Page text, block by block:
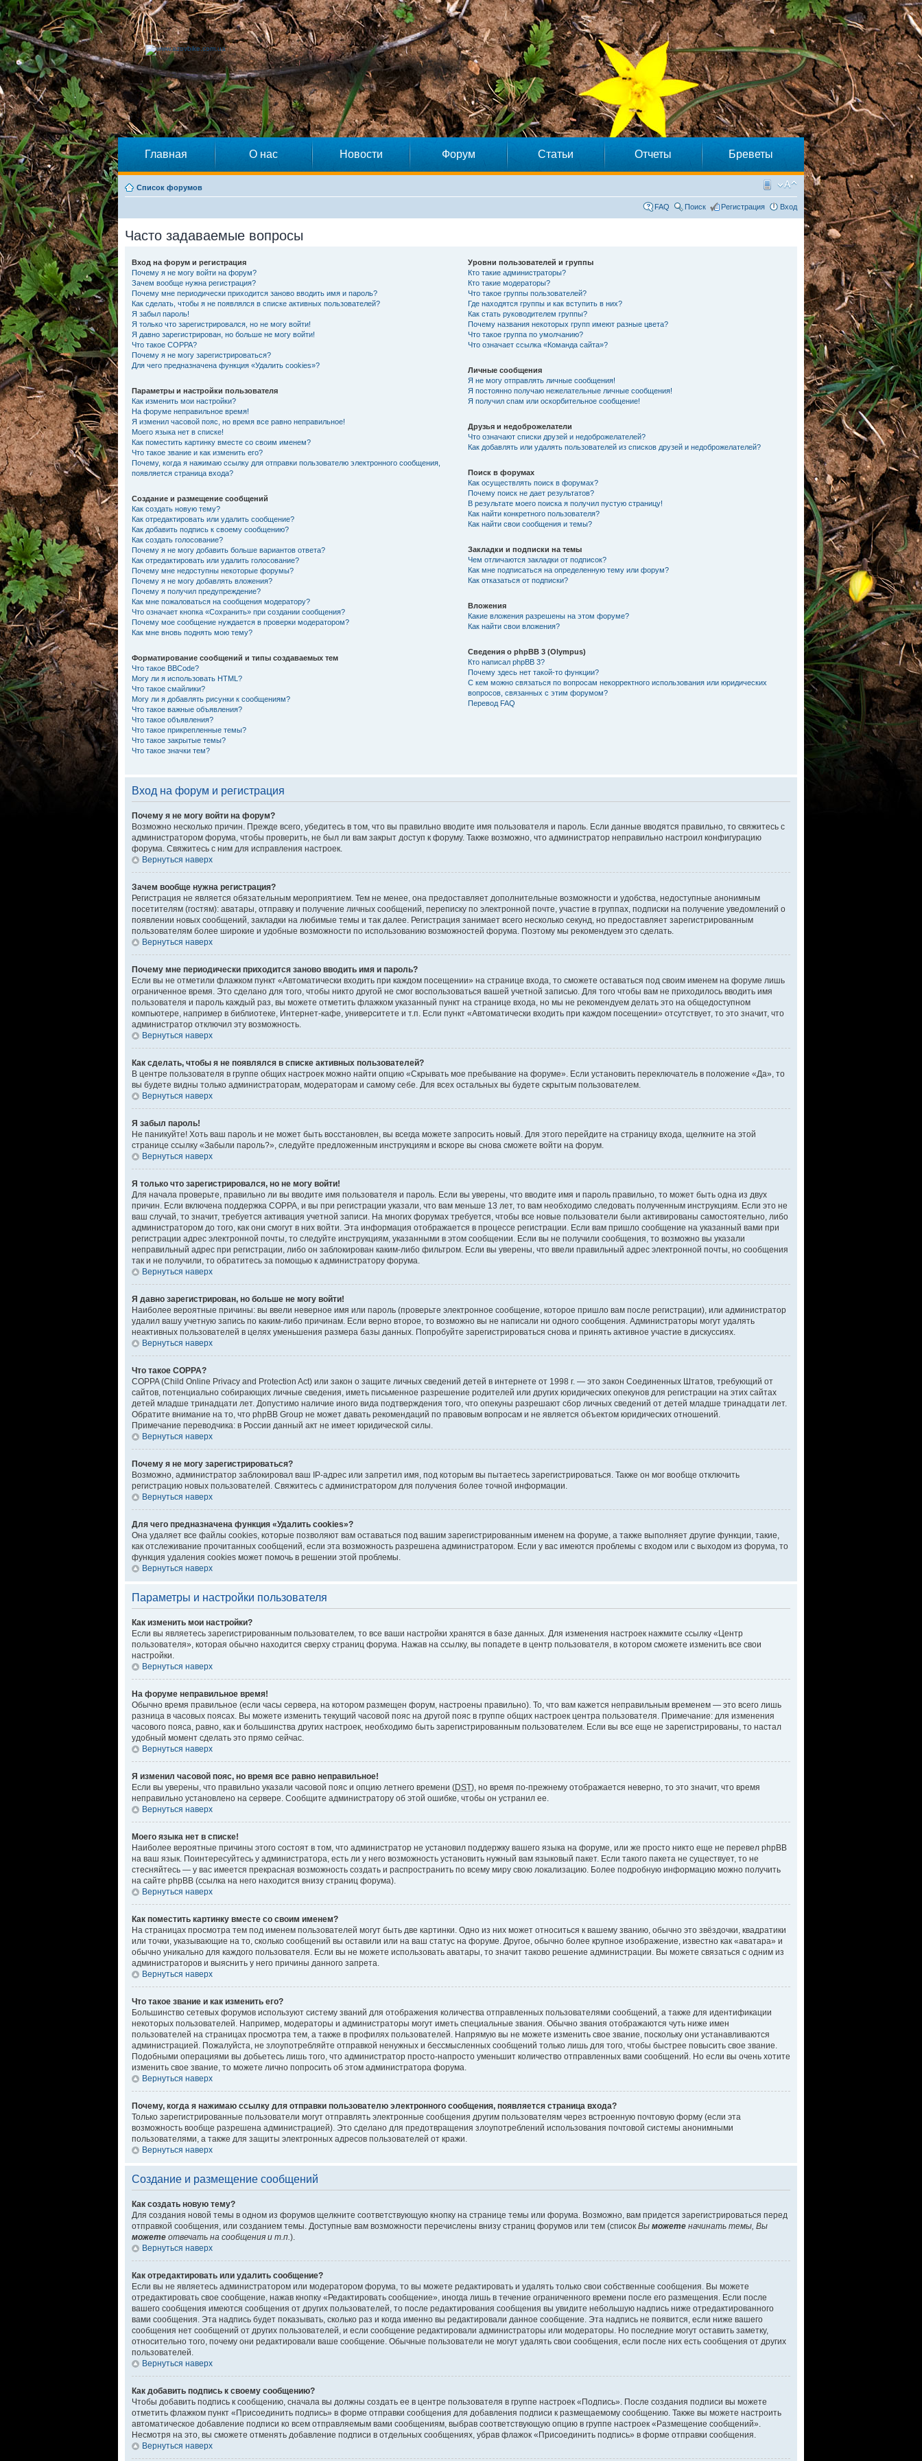
Главная О нас Новости Форум Статьи Отчеты Бреветы
Список форумов
FAQ Поиск Регистрация Вход
Часто задаваемые вопросы
Вход на форум и регистрация
Почему я не могу войти на форум?
Зачем вообще нужна регистрация?
Почему мне периодически приходится заново вводить имя и пароль?
Как сделать, чтобы я не появлялся в списке активных пользователей?
Я забыл пароль!
Я только что зарегистрировался, но не могу войти!
Я давно зарегистрирован, но больше не могу войти!
Что такое COPPA?
Почему я не могу зарегистрироваться?
Для чего предназначена функция «Удалить cookies»?
Параметры и настройки пользователя
Как изменить мои настройки?
На форуме неправильное время!
Я изменил часовой пояс, но время все равно неправильное!
Моего языка нет в списке!
Как поместить картинку вместе со своим именем?
Что такое звание и как изменить его?
Почему, когда я нажимаю ссылку для отправки пользователю электронного сообщения,
появляется страница входа?
Создание и размещение сообщений
Как создать новую тему?
Как отредактировать или удалить сообщение?
Как добавить подпись к своему сообщению?
Как создать голосование?
Почему я не могу добавить больше вариантов ответа?
Как отредактировать или удалить голосование?
Почему мне недоступны некоторые форумы?
Почему я не могу добавлять вложения?
Почему я получил предупреждение?
Как мне пожаловаться на сообщения модератору?
Что означает кнопка «Сохранить» при создании сообщения?
Почему мое сообщение нуждается в проверки модератором?
Как мне вновь поднять мою тему?
Форматирование сообщений и типы создаваемых тем
Что такое BBCode?
Могу ли я использовать HTML?
Что такое смайлики?
Могу ли я добавлять рисунки к сообщениям?
Что такое важные объявления?
Что такое объявления?
Что такое прикрепленные темы?
Что такое закрытые темы?
Что такое значки тем?
Уровни пользователей и группы
Кто такие администраторы?
Кто такие модераторы?
Что такое группы пользователей?
Где находятся группы и как вступить в них?
Как стать руководителем группы?
Почему названия некоторых групп имеют разные цвета?
Что такое группа по умолчанию?
Что означает ссылка «Команда сайта»?
Личные сообщения
Я не могу отправлять личные сообщения!
Я постоянно получаю нежелательные личные сообщения!
Я получил спам или оскорбительное сообщение!
Друзья и недоброжелатели
Что означают списки друзей и недоброжелателей?
Как добавлять или удалять пользователей из списков друзей и недоброжелателей?
Поиск в форумах
Как осуществлять поиск в форумах?
Почему поиск не дает результатов?
В результате моего поиска я получил пустую страницу!
Как найти конкретного пользователя?
Как найти свои сообщения и темы?
Закладки и подписки на темы
Чем отличаются закладки от подписок?
Как мне подписаться на определенную тему или форум?
Как отказаться от подписки?
Вложения
Какие вложения разрешены на этом форуме?
Как найти свои вложения?
Сведения о phpBB 3 (Olympus)
Кто написал phpBB 3?
Почему здесь нет такой-то функции?
С кем можно связаться по вопросам некорректного использования или юридических
вопросов, связанных с этим форумом?
Перевод FAQ
Вход на форум и регистрация
Почему я не могу войти на форум?
Возможно несколько причин. Прежде всего, убедитесь в том, что вы правильно вводите имя пользователя и пароль. Если данные вводятся правильно, то свяжитесь с
администратором форума, чтобы проверить, не был ли вам закрыт доступ к форуму. Также возможно, что администратор неправильно настроил конфигурацию
форума. Свяжитесь с ним для исправления настроек.
Вернуться наверх
Зачем вообще нужна регистрация?
Регистрация не является обязательным мероприятием. Тем не менее, она предоставляет дополнительные возможности и удобства, недоступные анонимным
посетителям (гостям): аватары, отправку и получение личных сообщений, переписку по электронной почте, участие в группах, подписки на получение уведомлений о
появлении новых сообщений, закладки на любимые темы и так далее. Регистрация занимает всего несколько секунд, но предоставляет зарегистрированным
пользователям более широкие и удобные возможности по использованию возможностей форума. Поэтому мы рекомендуем это сделать.
Вернуться наверх
Почему мне периодически приходится заново вводить имя и пароль?
Если вы не отметили флажком пункт «Автоматически входить при каждом посещении» на странице входа, то сможете оставаться под своим именем на форуме лишь
ограниченное время. Это сделано для того, чтобы никто другой не смог воспользоваться вашей учетной записью. Для того чтобы вам не приходилось вводить имя
пользователя и пароль каждый раз, вы можете отметить флажком указанный пункт на странице входа, но мы не рекомендуем делать это на общедоступном
компьютере, например в библиотеке, Интернет-кафе, университете и т.п. Если пункт «Автоматически входить при каждом посещении» отсутствует, то это значит, что
администратор отключил эту возможность.
Вернуться наверх
Как сделать, чтобы я не появлялся в списке активных пользователей?
В центре пользователя в группе общих настроек можно найти опцию «Скрывать мое пребывание на форуме». Если установить переключатель в положение «Да», то
вы будете видны только администраторам, модераторам и самому себе. Для всех остальных вы будете скрытым пользователем.
Вернуться наверх
Я забыл пароль!
Не паникуйте! Хоть ваш пароль и не может быть восстановлен, вы всегда можете запросить новый. Для этого перейдите на страницу входа, щелкните на этой
странице ссылку «Забыли пароль?», следуйте предложенным инструкциям и вскоре вы снова сможете войти на форум.
Вернуться наверх
Я только что зарегистрировался, но не могу войти!
Для начала проверьте, правильно ли вы вводите имя пользователя и пароль. Если вы уверены, что вводите имя и пароль правильно, то может быть одна из двух
причин. Если включена поддержка COPPA, и вы при регистрации указали, что вам меньше 13 лет, то вам необходимо следовать полученным инструкциям. Если это не
ваш случай, то значит, требуется активация учетной записи. На многих форумах требуется, чтобы все новые пользователи были активированы самостоятельно, либо
администратором до того, как они смогут в них войти. Эта информация отображается в процессе регистрации. Если вам пришло сообщение на указанный вами при
регистрации адрес электронной почты, то следуйте инструкциям, указанными в этом сообщении. Если вы не получили сообщения, то возможно вы указали
неправильный адрес при регистрации, либо он заблокирован каким-либо фильтром. Если вы уверены, что ввели правильный адрес электронной почты, но сообщения
так и не получили, то обратитесь за помощью к администратору форума.
Вернуться наверх
Я давно зарегистрирован, но больше не могу войти!
Наиболее вероятные причины: вы ввели неверное имя или пароль (проверьте электронное сообщение, которое пришло вам после регистрации), или администратор
удалил вашу учетную запись по каким-либо причинам. Если верно второе, то возможно вы не написали ни одного сообщения. Администраторы могут удалять
неактивных пользователей в целях уменьшения размера базы данных. Попробуйте зарегистрироваться снова и принять активное участие в дискуссиях.
Вернуться наверх
Что такое COPPA?
COPPA (Child Online Privacy and Protection Act) или закон о защите личных сведений детей в интернете от 1998 г. — это закон Соединенных Штатов, требующий от
сайтов, потенциально собирающих личные сведения, иметь письменное разрешение родителей или других юридических опекунов для регистрации на этих сайтах
детей младше тринадцати лет. Допустимо наличие иного вида подтверждения того, что опекуны разрешают сбор личных сведений от детей младше тринадцати лет.
Обратите внимание на то, что phpBB Group не может давать рекомендаций по правовым вопросам и не является объектом юридических отношений.
Примечание переводчика: в России данный акт не имеет юридической силы.
Вернуться наверх
Почему я не могу зарегистрироваться?
Возможно, администратор заблокировал ваш IP-адрес или запретил имя, под которым вы пытаетесь зарегистрироваться. Также он мог вообще отключить
регистрацию новых пользователей. Свяжитесь с администратором для получения более точной информации.
Вернуться наверх
Для чего предназначена функция «Удалить cookies»?
Она удаляет все файлы cookies, которые позволяют вам оставаться под вашим зарегистрированным именем на форуме, а также выполняет другие функции, такие,
как отслеживание прочитанных сообщений, если эта возможность разрешена администратором. Если у вас имеются проблемы с входом или с выходом из форума, то
функция удаления cookies может помочь в решении этой проблемы.
Вернуться наверх
Параметры и настройки пользователя
Как изменить мои настройки?
Если вы являетесь зарегистрированным пользователем, то все ваши настройки хранятся в базе данных. Для изменения настроек нажмите ссылку «Центр
пользователя», которая обычно находится сверху страниц форума. Нажав на ссылку, вы попадете в центр пользователя, в котором сможете изменить все свои
настройки.
Вернуться наверх
На форуме неправильное время!
Обычно время правильное (если часы сервера, на котором размещен форум, настроены правильно). То, что вам кажется неправильным временем — это всего лишь
разница в часовых поясах. Вы можете изменить текущий часовой пояс на другой пояс в группе общих настроек центра пользователя. Примечание: для изменения
часового пояса, равно, как и большинства других настроек, необходимо быть зарегистрированным пользователем. Если вы все еще не зарегистрированы, то настал
удобный момент сделать это прямо сейчас.
Вернуться наверх
Я изменил часовой пояс, но время все равно неправильное!
Если вы уверены, что правильно указали часовой пояс и опцию летнего времени (DST), но время по-прежнему отображается неверно, то это значит, что время
неправильно установлено на сервере. Сообщите администратору об этой ошибке, чтобы он устранил ее.
Вернуться наверх
Моего языка нет в списке!
Наиболее вероятные причины этого состоят в том, что администратор не установил поддержку вашего языка на форуме, или же просто никто еще не перевел phpBB
на ваш язык. Поинтересуйтесь у администратора, есть ли у него возможность установить нужный вам языковый пакет. Если такого пакета не существует, то не
стесняйтесь — у вас имеется прекрасная возможность создать и распространить по всему миру свою локализацию. Более подробную информацию можно получить
на сайте phpBB (ссылка на него находится внизу страниц форума).
Вернуться наверх
Как поместить картинку вместе со своим именем?
На страницах просмотра тем под именем пользователей могут быть две картинки. Одно из них может относиться к вашему званию, обычно это звёздочки, квадратики
или точки, указывающие на то, сколько сообщений вы оставили или на ваш статус на форуме. Другое, обычно более крупное изображение, известно как «аватара» и
обычно уникально для каждого пользователя. Если вы не можете использовать аватары, то значит таково решение администрации. Вы можете связаться с одним из
администраторов и выяснить у него причины данного запрета.
Вернуться наверх
Что такое звание и как изменить его?
Большинство сетевых форумов используют систему званий для отображения количества отправленных пользователями сообщений, а также для идентификации
некоторых пользователей. Например, модераторы и администраторы могут иметь специальные звания. Обычно звания отображаются чуть ниже имен
пользователей на страницах просмотра тем, а также в профилях пользователей. Напрямую вы не можете изменить свое звание, поскольку они устанавливаются
администрацией. Пожалуйста, не злоупотребляйте отправкой ненужных и бессмысленных сообщений только лишь для того, чтобы быстрее повысить свое звание.
Подобными операциями вы добьетесь лишь того, что администратор просто-напросто уменьшит количество отправленных вами сообщений. Но если вы очень хотите
изменить свое звание, то можете лично попросить об этом администратора форума.
Вернуться наверх
Почему, когда я нажимаю ссылку для отправки пользователю электронного сообщения, появляется страница входа?
Только зарегистрированные пользователи могут отправлять электронные сообщения другим пользователям через встроенную почтовую форму (если эта
возможность вообще разрешена администрацией). Это сделано для предотвращения злоупотреблений использования почтовой системы анонимными
пользователями, а также для защиты электронных адресов пользователей от кражи.
Вернуться наверх
Создание и размещение сообщений
Как создать новую тему?
Для создания новой темы в одном из форумов щелкните соответствующую кнопку на странице темы или форума. Возможно, вам придется зарегистрироваться перед
отправкой сообщения, или созданием темы. Доступные вам возможности перечислены внизу страниц форумов или тем (список Вы можете начинать темы, Вы
можете отвечать на сообщения и т.п.).
Вернуться наверх
Как отредактировать или удалить сообщение?
Если вы не являетесь администратором или модератором форума, то вы можете редактировать и удалять только свои собственные сообщения. Вы можете
отредактировать свое сообщение, нажав кнопку «Редактировать сообщение», иногда лишь в течение ограниченного времени после его размещения. Если после
вашего сообщения имеются сообщения от других пользователей, то после редактирования сообщения вы увидите небольшую надпись ниже отредактированного
вами сообщения. Эта надпись будет показывать, сколько раз и когда именно вы редактировали данное сообщение. Эта надпись не появится, если ниже вашего
сообщения нет сообщений от других пользователей, и если сообщение редактировали администраторы или модераторы. Но последние могут оставить заметку,
относительно того, почему они редактировали ваше сообщение. Обычные пользователи не могут удалять свои сообщения, если после них есть сообщения от других
пользователей.
Вернуться наверх
Как добавить подпись к своему сообщению?
Чтобы добавить подпись к сообщению, сначала вы должны создать ее в центре пользователя в группе настроек «Подпись». После создания подписи вы можете
отметить флажком пункт «Присоединить подпись» в форме отправки сообщения для добавления подписи к размещаемому сообщению. Также вы можете настроить
автоматическое добавление подписи ко всем отправляемым вами сообщениям, выбрав соответствующую опцию в группе настроек «Размещение сообщений».
Несмотря на это, вы сможете отменять добавление подписи в отдельных сообщениях, убрав флажок «Присоединить подпись» в форме отправки сообщения.
Вернуться наверх